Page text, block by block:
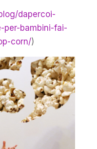
dapercoi-
per-bambini-fai-
corn/)